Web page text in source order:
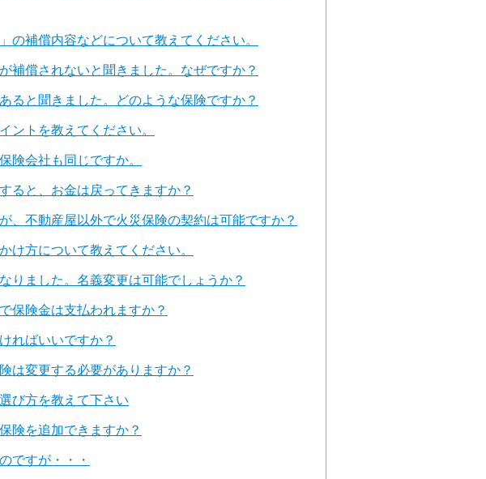
の補償内容などについて教えてください。
補償されないと聞きました。なぜですか？
ると聞きました。どのような保険ですか？
ントを教えてください。
険会社も同じですか。
ると、お金は戻ってきますか？
、不動産屋以外で火災保険の契約は可能ですか？
け方について教えてください。
りました。名義変更は可能でしょうか？
保険金は支払われますか？
ればいいですか？
は変更する必要がありますか？
び方を教えて下さい
険を追加できますか？
ですが・・・